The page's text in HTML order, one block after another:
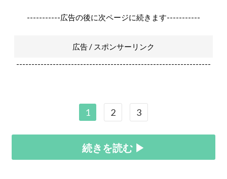
-----------広告の後に次ページに続きます-----------
広告 / スポンサーリンク
----------------------------------------------------------------
1 2 3
続きを読む ▶